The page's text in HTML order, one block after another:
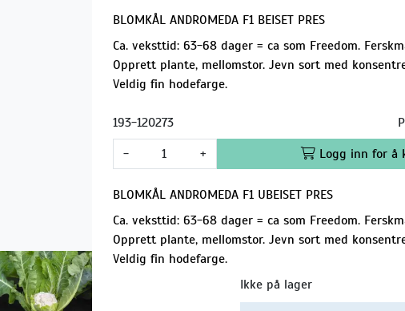
BLOMKÅL ANDROMEDA F1 BEISET PRES
Ca. veksttid: 63-68 dager = ca som Freedom.
Opprett plante, mellomstor. Jevn sort med
Veldig fin hodefarge.
193-120273
- + Logg inn for å
BLOMKÅL ANDROMEDA F1 UBEISET PRES
Ca. veksttid: 63-68 dager = ca som Freedom.
Opprett plante, mellomstor. Jevn sort med
Veldig fin hodefarge.
Ikke på lager